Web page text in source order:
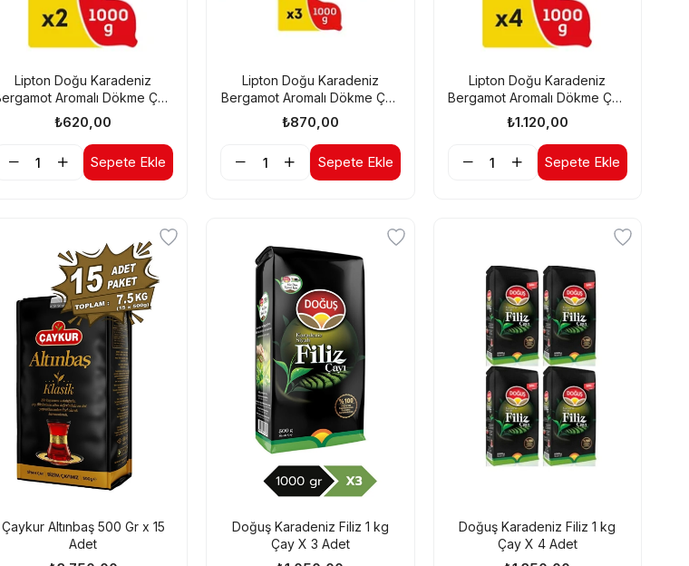
Lipton Doğu Karadeniz
Aromalı Dökme Çay
1 Kg X 2 Adet
₺620,00
Sepete Ekle
Lipton Doğu Karadeniz
Bergamot Aromalı Dökme Çay
1000 gr X 3 Adet
₺870,00
Sepete Ekle
Lipton Doğu Karadeniz
Bergamot Aromalı Dökme Çay
1 Kg X 4 Adet
₺1.120,00
Sepete Ekle
Çaykur Altınbaş 500 Gr x 15
Adet
Doğuş Karadeniz Filiz 1 kg
Çay X 3 Adet
Doğuş Karadeniz Filiz 1 kg
Çay X 4 Adet